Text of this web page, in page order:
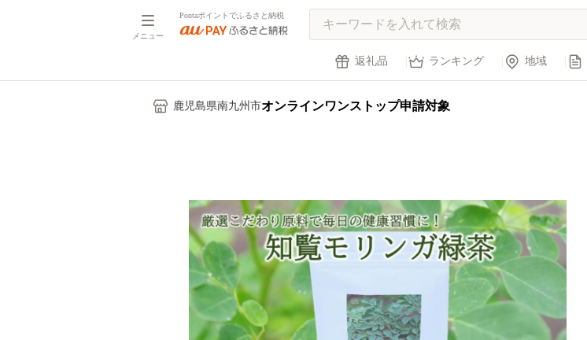
メニュー
Pontaポイントでふるさと納税
返礼品 ランキング 地域
鹿児島県南九州市オンラインワンストップ申請対象